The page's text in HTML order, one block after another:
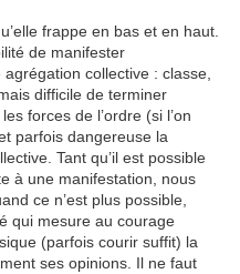
frappe en bas et en haut.
de manifester
collective : classe,
difficile de terminer
forces de l’ordre (si l’on
parfois dangereuse la
Tant qu’il est possible
à une manifestation, nous
ce n’est plus possible,
qui mesure au courage
(parfois courir suffit) la
ses opinions. Il ne faut